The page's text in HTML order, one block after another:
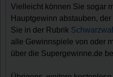
Vielleicht können Sie sogar
Hauptgewinn abstauben,
Sie in der Rubrik
alle Gewinnspiele von oder
über die Supergewinne.de